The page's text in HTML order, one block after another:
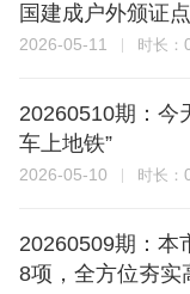
国建成户外颁证
2026-05-11 时长：
20260510期：今
车上地铁”
2026-05-10 时长：
20260509期：本
8项，全方位夯实